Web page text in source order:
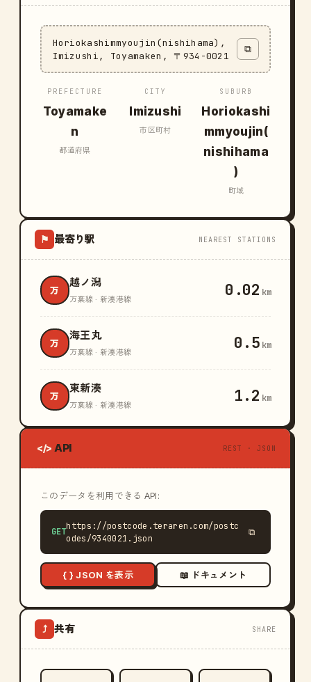
Horiokashimmyoujin(nishihama),
Imizushi, Toyamaken, 〒934-0021
⧉
PREFECTURE
Toyamake
n
都道府県
CITY
Imizushi
市区町村
SUBURB
Horiokashi
mmyoujin(
nishihama
)
町域
⚑ 最寄り駅 NEAREST STATIONS
万
越ノ潟
万葉線 · 新湊港線 0.02 km
万
海王丸
万葉線 · 新湊港線 0.5 km
万
東新湊
万葉線 · 新湊港線 1.2 km
</> API REST · JSON
このデータを利用できる API:
GET
https://postcode.teraren.com/postc
odes/9340021.json
⧉
{ } JSON を表示 📖 ドキュメント
⤴ 共有 SHARE